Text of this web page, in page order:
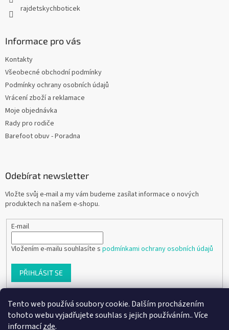
Tento web používá soubory cookie. Dalším procházením
tohoto webu vyjadřujete souhlas s jejich používáním.. Více
informacízde.
rajdetskychboticek
Informace pro vás
Kontakty
Všeobecné obchodní podmínky
Podmínky ochrany osobních údajů
Vrácení zboží a reklamace
Moje objednávka
Rady pro rodiče
Barefoot obuv - Poradna
Odebírat newsletter
Vložte svůj e-mail a my vám budeme zasílat informace o nových
produktech na našem e-shopu.
E-mail
Vložením e-mailu souhlasíte s podmínkami ochrany osobních údajů
PŘIHLÁSIT SE
Vytvořil Shoptet